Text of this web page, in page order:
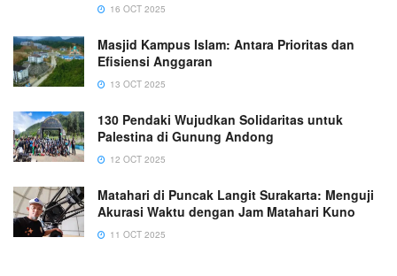
16 OCT 2025
Masjid Kampus Islam: Antara Prioritas dan
Efisiensi Anggaran
13 OCT 2025
130 Pendaki Wujudkan Solidaritas untuk
Palestina di Gunung Andong
12 OCT 2025
Matahari di Puncak Langit Surakarta: Menguji
Akurasi Waktu dengan Jam Matahari Kuno
11 OCT 2025